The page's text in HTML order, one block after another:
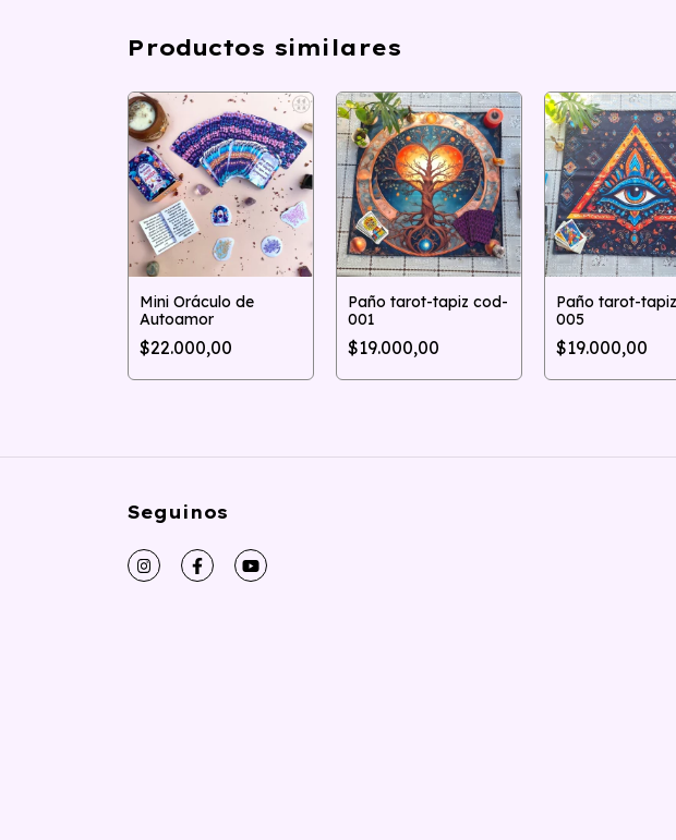
Productos similares
Mini Oráculo de
Autoamor
$22.000,00
Paño tarot-tapiz cod-
001
$19.000,00
Paño tarot-
005
$19.000,00
Seguinos